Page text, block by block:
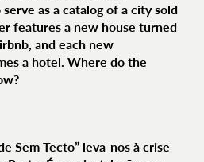
Sem Tecto” leva-nos à crise
as a catalog of a city sold
features a new house turned
and each new
a hotel. Where do the